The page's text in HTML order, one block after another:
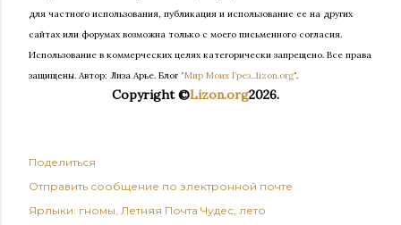
для частного использования, публикация и использование ее на других
сайтах или форумах возможна только с моего письменного согласия.
Использование в коммерческих целях категорически запрещено. Все права
защищены. Автор: Лиза Арье. Блог "Мир Моих Грез...lizon.org".
Copyright ©Lizon.org2026.
Поделиться
Отправить сообщение по электронной почте
Ярлыки: гномы Летняя Почта Чудес лето